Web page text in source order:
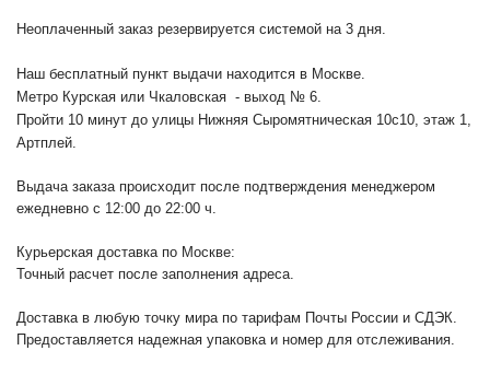
Неоплаченный заказ резервируется системой на 3 дня.
Наш бесплатный пункт выдачи находится в Москве.
Метро Курская или Чкаловская - выход № 6.
Пройти 10 минут до улицы Нижняя Сыромятническая 10с10, этаж 1,
Артплей.
Выдача заказа происходит после подтверждения менеджером
ежедневно с 12:00 до 22:00 ч.
Курьерская доставка по Москве:
Точный расчет после заполнения адреса.
Доставка в любую точку мира по тарифам Почты России и СДЭК.
Предоставляется надежная упаковка и номер для отслеживания.